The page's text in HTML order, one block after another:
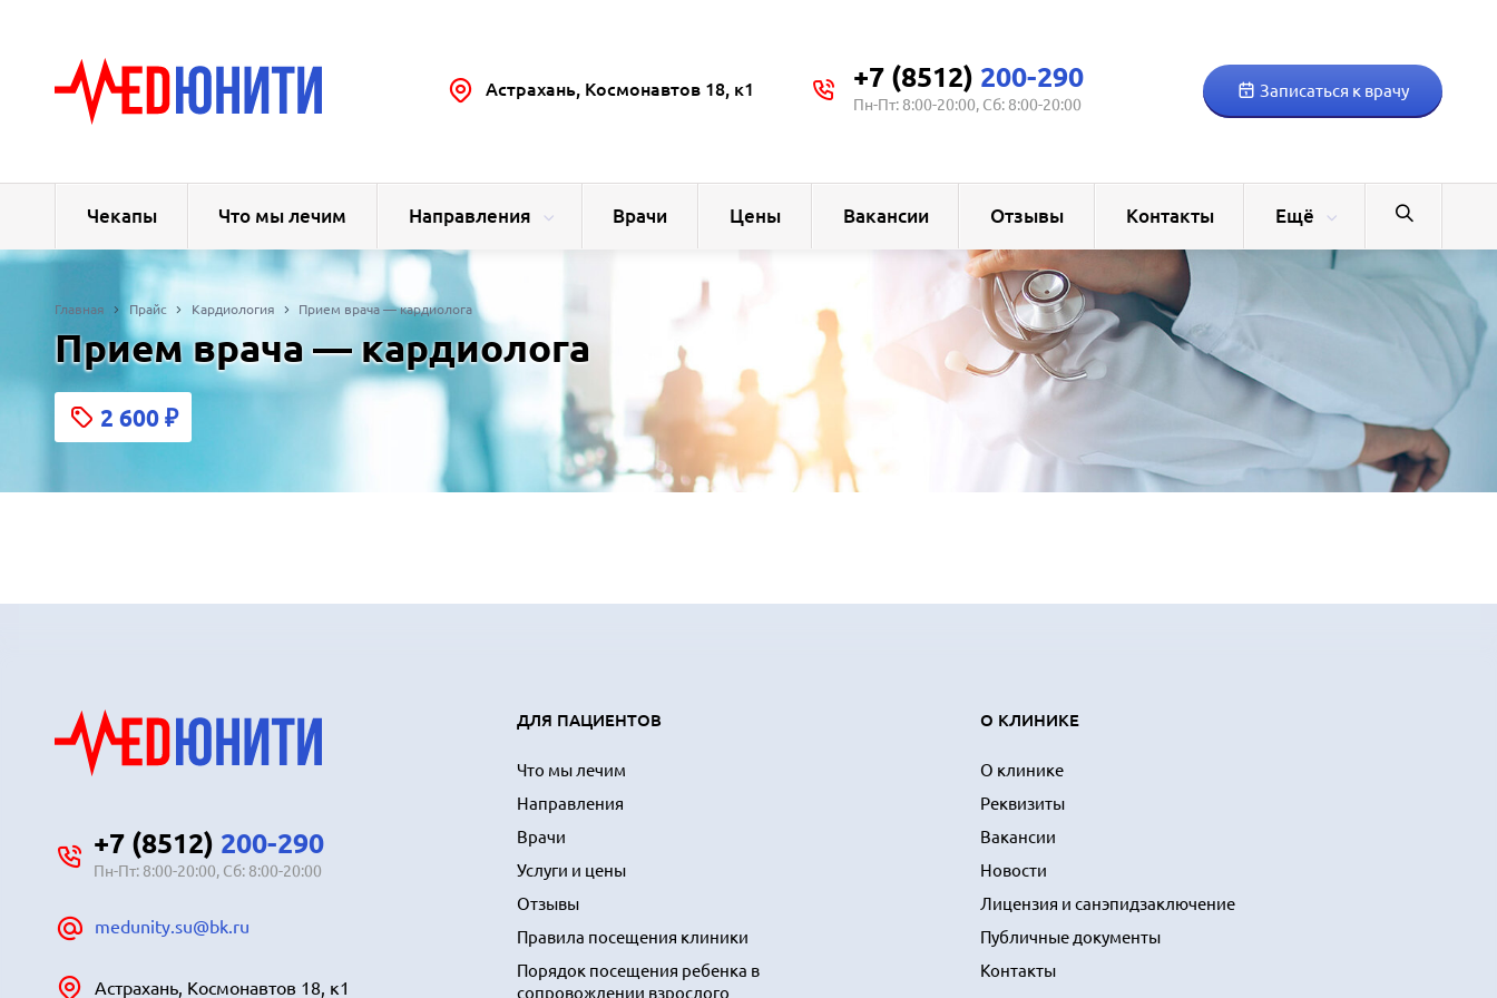
Астрахань, Космонавтов 18, к1 +7 (8512) 200-290
Пн-Пт: 8:00-20:00, Сб: 8:00-20:00
Записаться к врачу
Чекапы Что мы лечим Направления Врачи Цены Вакансии Отзывы Контакты Ещё
Главная Прайс Кардиология Прием врача — кардиолога
Прием врача — кардиолога
2 600 ₽
+7 (8512) 200-290
Пн-Пт: 8:00-20:00, Сб: 8:00-20:00
medunity.su@bk.ru
Астрахань, Космонавтов 18, к1
ДЛЯ ПАЦИЕНТОВ
Что мы лечим
Направления
Врачи
Услуги и цены
Отзывы
Правила посещения клиники
Порядок посещения ребенка в
сопровождении взрослого
О КЛИНИКЕ
О клинике
Реквизиты
Вакансии
Новости
Лицензия и санэпидзаключение
Публичные документы
Контакты